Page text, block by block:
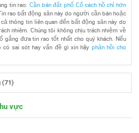
tin rao: Cần bán đất phố Cổ cách hồ chỉ hơn
Tin rao bất động sản này do người cần bán hoặc
thông tin liên quan đến bất động sản này do
nhiêm. Chúng tôi không chịu trách nhiệm về
gắng đưa tin rao tốt nhất cho quý khách. Nếu
có sai sót hay vấn đề gì xin hãy phản hồi cho
(71)
vực